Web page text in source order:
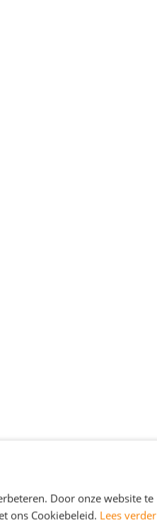
Door onze website te
ons Cookiebeleid. Lees verder